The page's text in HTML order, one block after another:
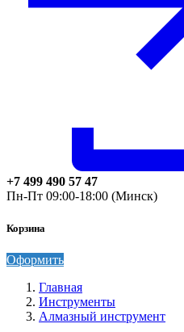
+7 499 490 57 47
Пн-Пт 09:00-18:00 (Минск)
Корзина
Оформить
Главная
Инструменты
Алмазный инструмент